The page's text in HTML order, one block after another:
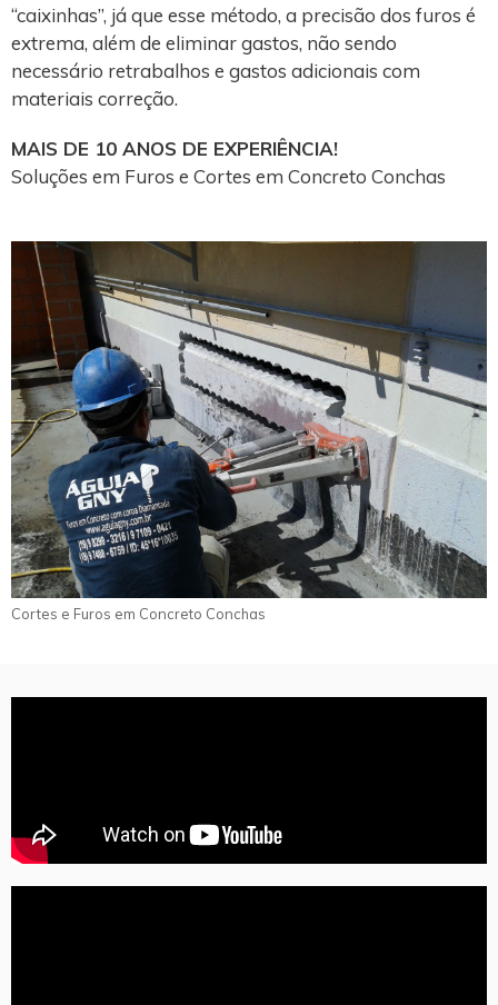
“caixinhas”, já que esse método, a precisão dos furos é
extrema, além de eliminar gastos, não sendo
necessário retrabalhos e gastos adicionais com
materiais correção.
MAIS DE 10 ANOS DE EXPERIÊNCIA!
Soluções em Furos e Cortes em Concreto Conchas
Cortes e Furos em Concreto Conchas